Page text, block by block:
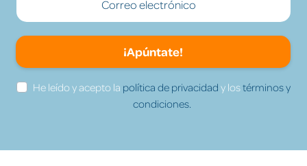
¡Apúntate!
He leído y acepto la política de privacidad y lostérminos y
condiciones.